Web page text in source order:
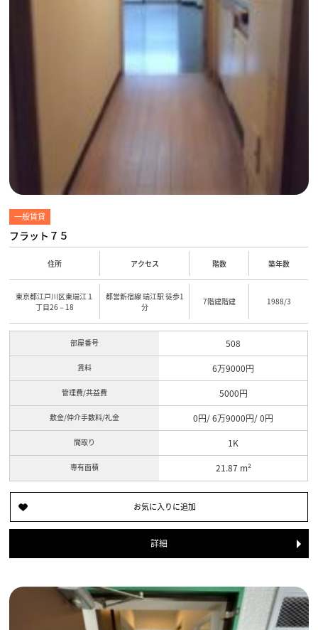
一般賃貸
フラット７５
住所 アクセス 階数 築年数
東京都江戸川区東瑞江１
丁目26－18
都営新宿線 瑞江駅 徒歩1
分
7階建階建 1988/3
部屋番号
賃料
管理費/共益費
敷金/仲介手数料/礼金
間取り
専有面積
508
6万9000円
5000円
0円/ 6万9000円/ 0円
1K
21.87 m²
詳細